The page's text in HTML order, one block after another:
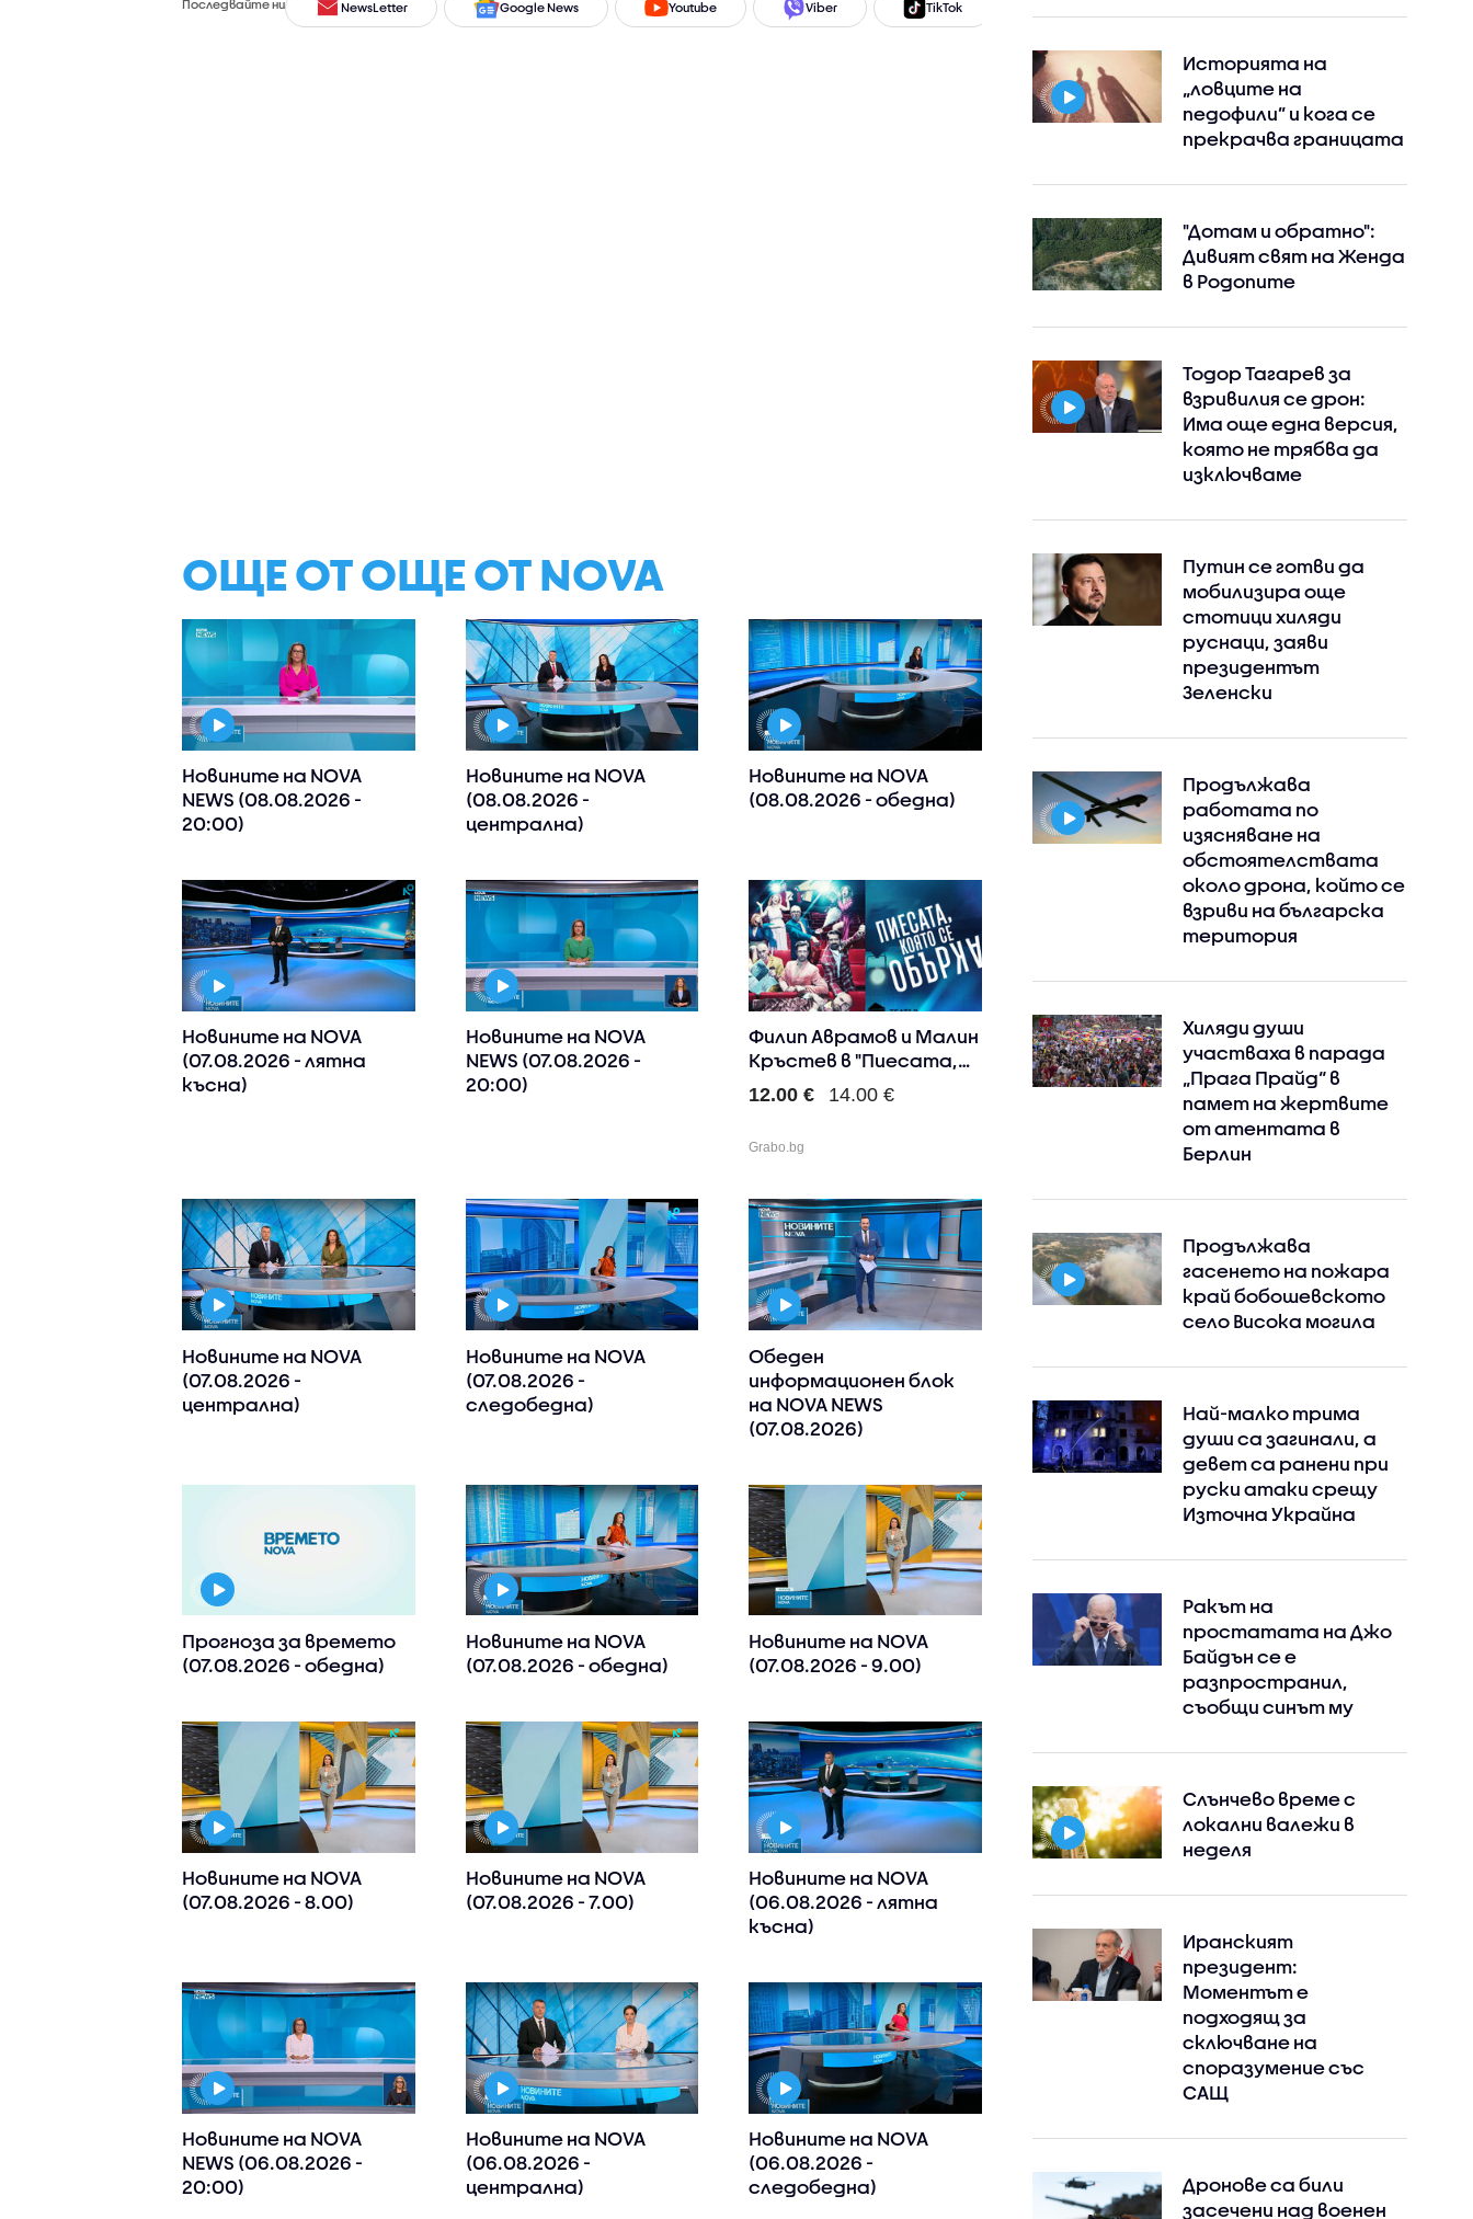
Последвайте ни NewsLetter Google News Youtube Viber TikTok
ОЩЕ ОТ ОЩЕ ОТ NOVA
Новините на NOVA
NEWS (08.08.2026 -
20:00)
Новините на NOVA
(08.08.2026 -
централна)
Новините на NOVA
(08.08.2026 - обедна)
Новините на NOVA
(07.08.2026 - лятна
късна)
Новините на NOVA
NEWS (07.08.2026 -
20:00)
Филип Аврамов и Малин
Кръстев в "Пиесата,
ко..
12.00 € 14.00 €
Grabo.bg
Новините на NOVA
(07.08.2026 -
централна)
Новините на NOVA
(07.08.2026 -
следобедна)
Обеден
информационен блок
на NOVA NEWS
(07.08.2026)
Прогноза за времето
(07.08.2026 - обедна)
Новините на NOVA
(07.08.2026 - обедна)
Новините на NOVA
(07.08.2026 - 9.00)
Новините на NOVA
(07.08.2026 - 8.00)
Новините на NOVA
(07.08.2026 - 7.00)
Новините на NOVA
(06.08.2026 - лятна
късна)
Новините на NOVA
NEWS (06.08.2026 -
20:00)
Новините на NOVA
(06.08.2026 -
централна)
Новините на NOVA
(06.08.2026 -
следобедна)
Историята на
„ловците на
педофили” и кога се
прекрачва границата
"Дотам и обратно":
Дивият свят на Женда
в Родопите
Тодор Тагарев за
взривилия се дрон:
Има още една версия,
която не трябва да
изключваме
Путин се готви да
мобилизира още
стотици хиляди
руснаци, заяви
президентът
Зеленски
Продължава
работата по
изясняване на
обстоятелствата
около дрона, който се
взриви на българска
територия
Хиляди души
участваха в парада
„Прага Прайд“ в
памет на жертвите
от атентата в
Берлин
Продължава
гасенето на пожара
край бобошевското
село Висока могила
Най-малко трима
души са загинали, а
девет са ранени при
руски атаки срещу
Източна Украйна
Ракът на
простатата на Джо
Байдън се е
разпространил,
съобщи синът му
Слънчево време с
локални валежи в
неделя
Иранският
президент:
Моментът е
подходящ за
сключване на
споразумение със
САЩ
Дронове са били
засечени над военен